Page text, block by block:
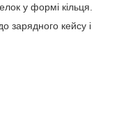
у формі кільця.
зарядного кейсу і